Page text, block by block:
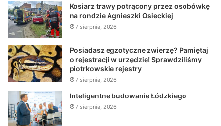
Kosiarz trawy potrącony przez osobówkę
na rondzie Agnieszki Osieckiej
7 sierpnia, 2026
Posiadasz egzotyczne zwierzę? Pamiętaj
o rejestracji w urzędzie! Sprawdziliśmy
piotrkowskie rejestry
7 sierpnia, 2026
Inteligentne budowanie Łódzkiego
7 sierpnia, 2026